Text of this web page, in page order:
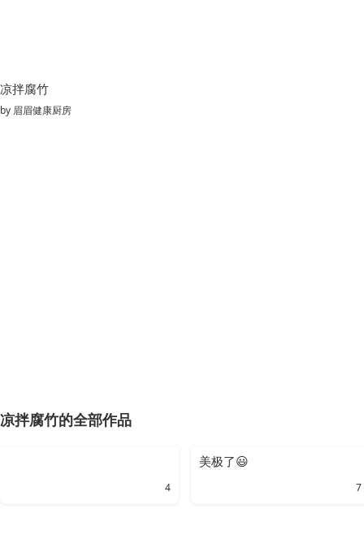
凉拌腐竹
by 眉眉健康厨房
凉拌腐竹的全部作品
4
美极了😃
7